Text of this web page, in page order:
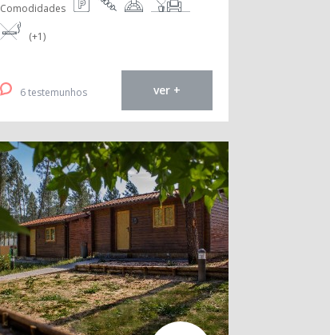
Comodidades
(+1)
6 testemunhos ver +